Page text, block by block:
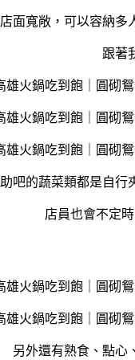
店面寬敞，可以容納多
跟著
吧的蔬菜類都是自行
店員也會不定
另外還有熟食、點心